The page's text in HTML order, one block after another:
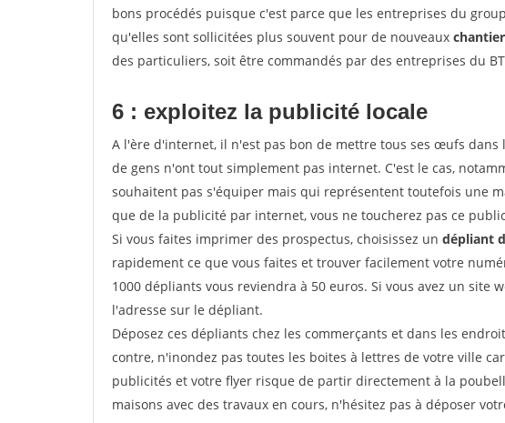
bons procédés puisque c'est parce que les entreprises du
qu'elles sont sollicitées plus souvent pour de nouveaux
des particuliers, soit être commandés par des entreprises du
6 : exploitez la publicité locale
A l'ère d'internet, il n'est pas bon de mettre tous ses œufs dans
de gens n'ont tout simplement pas internet. C'est le cas,
souhaitent pas s'équiper mais qui représentent toutefois une
que de la publicité par internet, vous ne toucherez pas ce
Si vous faites imprimer des prospectus, choisissez un dépliant
rapidement ce que vous faites et trouver facilement votre
1000 dépliants vous reviendra à 50 euros. Si vous avez un site
l'adresse sur le dépliant.
Déposez ces dépliants chez les commerçants et dans les
contre, n'inondez pas toutes les boites à lettres de votre ville
publicités et votre flyer risque de partir directement à la
maisons avec des travaux en cours, n'hésitez pas à déposer